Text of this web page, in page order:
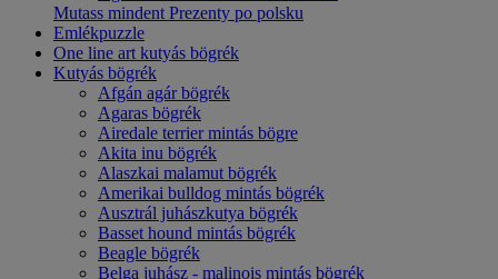
Mutass mindent Prezenty po polsku
Emlékpuzzle
One line art kutyás bögrék
Kutyás bögrék
Afgán agár bögrék
Agaras bögrék
Airedale terrier mintás bögre
Akita inu bögrék
Alaszkai malamut bögrék
Amerikai bulldog mintás bögrék
Ausztrál juhászkutya bögrék
Basset hound mintás bögrék
Beagle bögrék
Belga juhász - malinois mintás bögrék